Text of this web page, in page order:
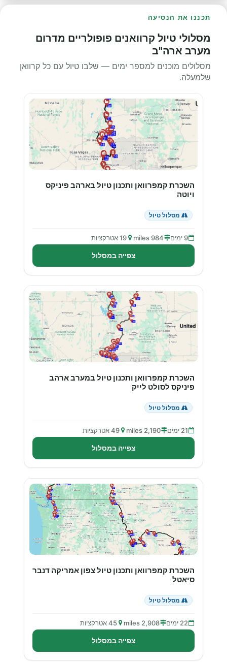
תכננו את הנסיעה
מסלולי טיול קרוואנים פופולריים מדרום
מערב ארה"ב
מסלולים מוכנים למספר ימים — שלבו טיול עם כל קרוואן
שלמעלה.
השכרת קמפרוואן ותכנון טיול בארהב פיניקס
ויוטה
מסלול טיול
9 ימים 984 miles 19 אטרקציות
צפייה במסלול
השכרת קמפרוואן ותכנון טיול במערב ארהב
פיניקס לסולט לייק
מסלול טיול
21 ימים 2,190 miles 49 אטרקציות
צפייה במסלול
השכרת קמפרוואן ותכנון טיול צפון אמריקה דנבר
סיאטל
מסלול טיול
22 ימים 2,908 miles 45 אטרקציות
צפייה במסלול